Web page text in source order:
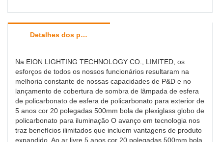
Detalhes dos produtos
Na EION LIGHTING TECHNOLOGY CO., LIMITED, os
esforços de todos os nossos funcionários resultaram na
melhoria constante de nossas capacidades de P&D e no
lançamento de cobertura de sombra de lâmpada de esfera
de policarbonato de esfera de policarbonato para exterior de
5 anos cor 20 polegadas 500mm bola de plexiglass globo de
policarbonato para iluminação O avanço em tecnologia nos
traz benefícios ilimitados que incluem vantagens de produto
expandido. Ao ar livre 5 anos cor 20 polegadas 500mm bola